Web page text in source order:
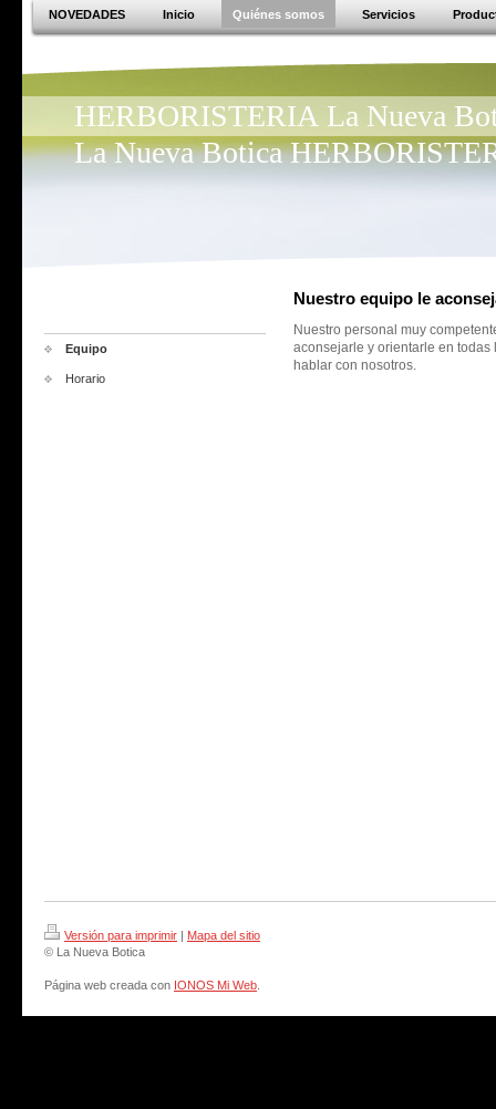
NOVEDADES Inicio Quiénes somos Servicios
HERBORISTERIA La Nueva
La Nueva Botica
Equipo
Horario
Nuestro equipo le
Nuestro personal muy
aconsejarle y orientarle en
hablar con nosotros.
Versión para imprimir | Mapa del sitio
© La Nueva Botica
Página web creada con IONOS Mi Web